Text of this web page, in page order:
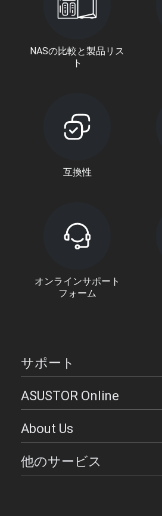
NASの比較と製品リス
ト
互換性
オンラインサポート
フォーム
サポート
ASUSTOR Online
About Us
他のサービス